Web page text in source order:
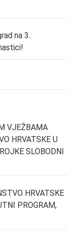
na 3.
VJEŽBAMA
HRVATSKE U
SLOBODNI
HRVATSKE
PROGRAM,